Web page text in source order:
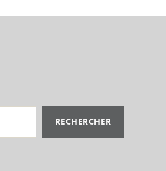
RECHERCHER